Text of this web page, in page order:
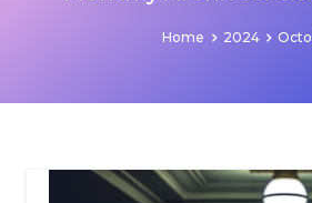
Home 2024